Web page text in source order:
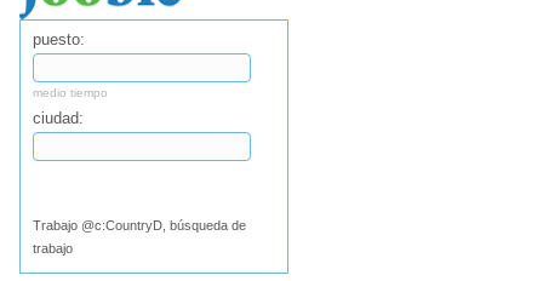
puesto:
medio tiempo
ciudad:
Trabajo @c:CountryD, búsqueda de
trabajo